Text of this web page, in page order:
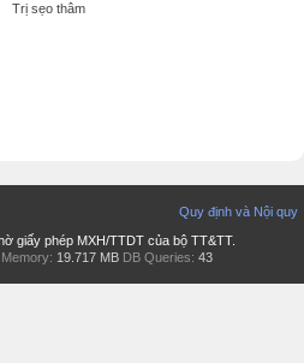
Trị sẹo thâm
Quy định và Nội quy
giấy phép MXH/TTDT của bộ TT&TT.
Memory: 19.717 MB DB Queries: 43